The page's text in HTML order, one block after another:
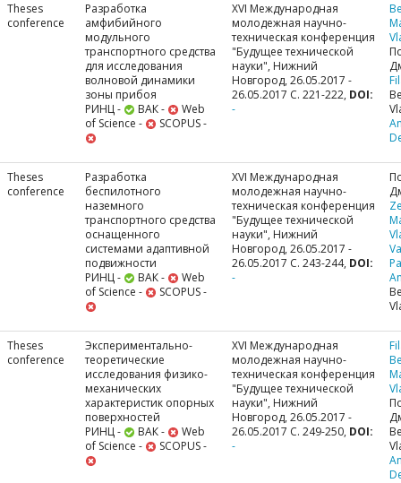
Theses
conference
Разработка
амфибийного
модульного
транспортного средства
для исследования
волновой динамики
зоны прибоя
РИНЦ -
ВАК -
Web
of Science -
SCOPUS -
XVI Международная
молодежная научно-
техническая конференция
"Будущее технической
науки", Нижний
Новгород, 26.05.2017 -
26.05.2017 С. 221-222, DOI:
-
Theses
conference
Разработка
беспилотного
наземного
транспортного средства
оснащенного
системами адаптивной
подвижности
РИНЦ -
ВАК -
Web
of Science -
SCOPUS -
XVI Международная
молодежная научно-
техническая конференция
"Будущее технической
науки", Нижний
Новгород, 26.05.2017 -
26.05.2017 С. 243-244, DOI:
-
Theses
conference
Экспериментально-
теоретические
исследования физико-
механических
характеристик опорных
поверхностей
РИНЦ -
ВАК -
Web
of Science -
SCOPUS -
XVI Международная
молодежная научно-
техническая конференция
"Будущее технической
науки", Нижний
Новгород, 26.05.2017 -
26.05.2017 С. 249-250, DOI:
-